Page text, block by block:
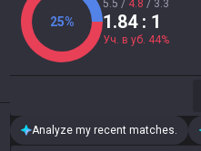
25%
5.5 / 4.8 / 3.3
1.84: 1
Уч. в уб. 44%
Analyze my recent matches.